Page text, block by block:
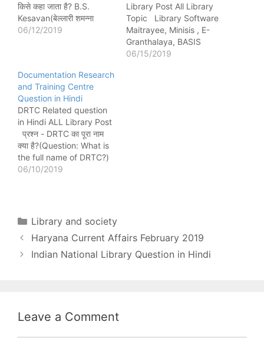
किसे कहा जाता है? B.S.
Kesavan(बेल्लारी शमन्ना
केसवन) को भारतीय राष्ट्रीय
National Scientific
Documentation Centre
(INSDOC) के निदेशक
(Director) कब से कब…
06/12/2019
Library Post All Library
Topic Library Software
Maitrayee, Minisis , E-
Granthalaya, BASIS
PLUS प्रश्न - मैत्रेयी
06/15/2019
Documentation Research
and Training Centre
Question in Hindi
DRTC Related question
in Hindi ALL Library Post
प्रश्न - DRTC का पूरा नाम
क्या है?(Question: What is
the full name of DRTC?)
Documentation Research
की स्थापना कब हुई थी? जनवरी
1962 में प्रश्न - DRTC का
मुख्यालय कहां…
06/10/2019
Categories
Library and society
Haryana Current Affairs February 2019
Indian National Library Question in Hindi
Leave a Comment